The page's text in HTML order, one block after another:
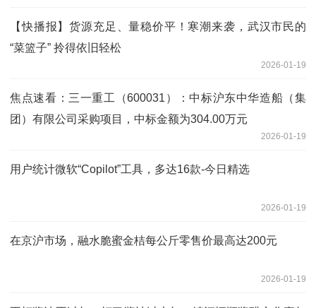
【快播报】货源充足、量稳价平！寒潮来袭，武汉市民的
“菜篮子” 拎得依旧轻松
2026-01-19
焦点速看：三一重工（600031）：中标沪东中华造船（集
团）有限公司采购项目，中标金额为304.00万元
2026-01-19
用户统计微软“Copilot”工具，多达16款-今日精选
2026-01-19
在京沪市场，融水脆蜜金桔每公斤零售价最高达200元
2026-01-19